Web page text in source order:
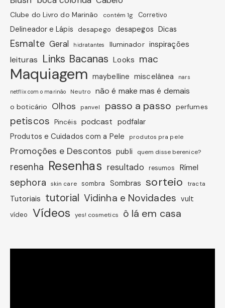
Clube do Livro do Marinão contém 1g Corretivo
Delineador e Lápis desapego desapegos Dicas
Esmalte Geral hidratantes Iluminador inspirações
leituras Links Bacanas Looks mac
Maquiagem maybelline miscelânea nars
netflix com o marinão Neutro não é make mas é demais
o boticário Olhos panvel passo a passo perfumes
petiscos Pincéis podcast podfalar
Produtos e Cuidados com a Pele
produtos pra pele
Promoções e Descontos publi quem disse berenice?
resenha Resenhas resultado resumos Rímel
sephora skin care sombra Sombras sorteio tracta
Tutoriais tutorial Vidinha e Novidades vult
vídeo Vídeos yes! cosmetics ô lá em casa